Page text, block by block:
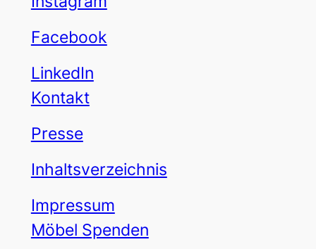
Facebook
LinkedIn
Kontakt
Presse
Inhaltsverzeichnis
Impressum
Möbel Spenden